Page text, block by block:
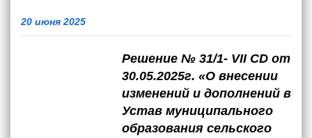
20 июня 2025
Решение № 31/1- VII CD от
30.05.2025г. «О внесении
изменений и дополнений в
Устав муниципального
образования сельского